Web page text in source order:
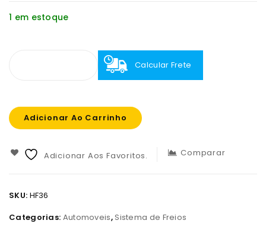
1 em estoque
Calcular Frete
Adicionar Ao Carrinho
Adicionar Aos Favoritos. Comparar
SKU: HF36
Categorias: Automoveis,Sistema de Freios